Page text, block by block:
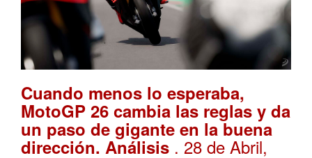
Cuando menos lo esperaba,
MotoGP 26 cambia las reglas y da
un paso de gigante en la buena
dirección. Análisis . 28 de Abril,